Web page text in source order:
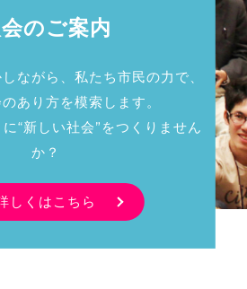
のご案内
ながら、私たち市民の力で、
あり方を模索します。
“新しい社会”をつくりません
か？
しくはこちら